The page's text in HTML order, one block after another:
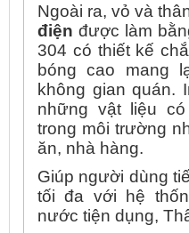
Ngoài ra, vỏ và
điện được làm
304 có thiết kế
bóng cao mang
không gian quán.
những vật liệu
trong môi trường
ăn, nhà hàng.
Giúp người dùng
tối đa với hệ
nước tiện dụng,